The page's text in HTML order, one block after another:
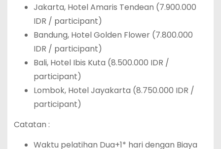
Jakarta, Hotel Amaris Tendean (7.900.000
IDR / participant)
Bandung, Hotel Golden Flower (7.800.000
IDR / participant)
Bali, Hotel Ibis Kuta (8.500.000 IDR /
participant)
Lombok, Hotel Jayakarta (8.750.000 IDR /
participant)
Catatan :
Waktu pelatihan Dua+1* hari dengan Biaya